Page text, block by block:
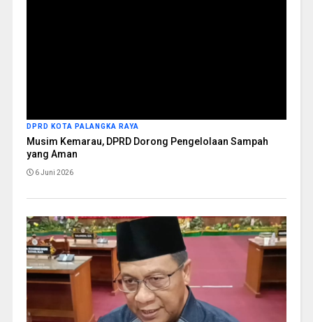
DPRD KOTA PALANGKA RAYA
Musim Kemarau, DPRD Dorong Pengelolaan Sampah
yang Aman
6 Juni 2026